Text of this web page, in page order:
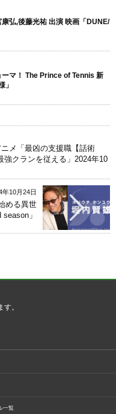
弘,後藤光祐 出演 映画「DUNE/
マ！ The Prince of Tennis 新
」
メ「最凶の支援職【話術
強クランを従える」2024年10
年10月24日
める異世
」
。
一覧